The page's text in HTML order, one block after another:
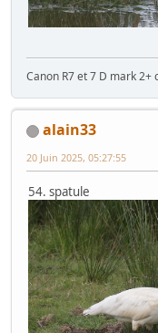
Canon R7 et 7 D mark
alain33
20 Juin 2025, 05:27:55
54. spatule